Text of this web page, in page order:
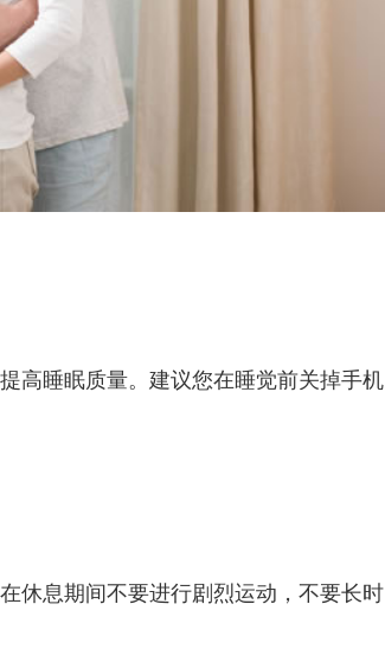
高睡眠质量。建议您在睡觉前关掉手机
休息期间不要进行剧烈运动，不要长时